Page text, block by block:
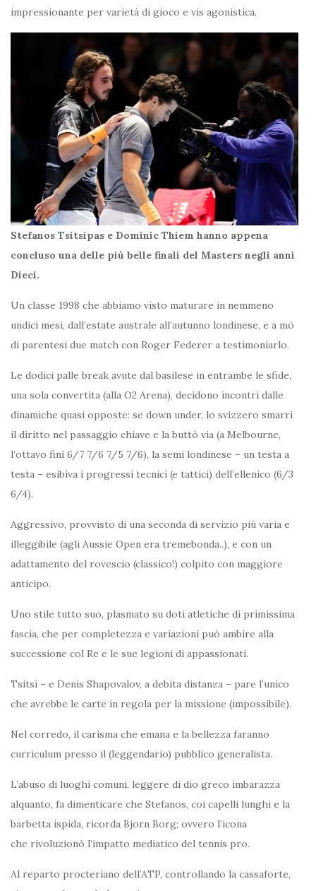
impressionante per varietà di gioco e vis agonistica.
Stefanos Tsitsipas e Dominic Thiem hanno appena
concluso una delle più belle finali del Masters negli anni
Dieci.
Un classe 1998 che abbiamo visto maturare in nemmeno
undici mesi, dall’estate australe all’autunno londinese, e a mò
di parentesi due match con Roger Federer a testimoniarlo.
Le dodici palle break avute dal basilese in entrambe le sfide,
una sola convertita (alla O2 Arena), decidono incontri dalle
dinamiche quasi opposte: se down under, lo svizzero smarrì
il diritto nel passaggio chiave e la buttò via (a Melbourne,
l’ottavo finì 6/7 7/6 7/5 7/6), la semi londinese – un testa a
testa – esibiva i progressi tecnici (e tattici) dell’ellenico (6/3
6/4).
Aggressivo, provvisto di una seconda di servizio più varia e
illeggibile (agli Aussie Open era tremebonda..), e con un
adattamento del rovescio (classico!) colpito con maggiore
anticipo.
Uno stile tutto suo, plasmato su doti atletiche di primissima
fascia, che per completezza e variazioni può ambire alla
successione col Re e le sue legioni di appassionati.
Tsitsi – e Denis Shapovalov, a debita distanza – pare l’unico
che avrebbe le carte in regola per la missione (impossibile).
Nel corredo, il carisma che emana e la bellezza faranno
curriculum presso il (leggendario) pubblico generalista.
L’abuso di luoghi comuni, leggere di dio greco imbarazza
alquanto, fa dimenticare che Stefanos, coi capelli lunghi e la
barbetta ispida, ricorda Bjorn Borg; ovvero l’icona
che rivoluzionò l’impatto mediatico del tennis pro.
Al reparto procteriano dell’ATP, controllando la cassaforte,